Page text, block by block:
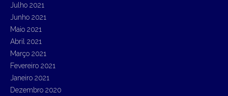
Julho 2021
Junho 2021
Maio 2021
Abril 2021
Março 2021
Fevereiro 2021
Janeiro 2021
Dezembro 2020